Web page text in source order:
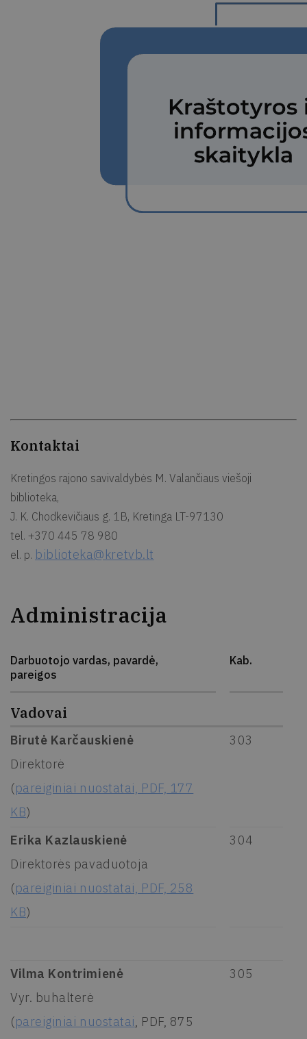
Kontaktai
Kretingos rajono savivaldybės M. Valančiaus viešoji
biblioteka,
J. K. Chodkevičiaus g. 1B, Kretinga LT-97130
tel. +370 445 78 980
el. p. biblioteka@kretvb.lt
Administracija
Darbuotojo vardas, pavardė,
pareigos
Kab.
Vadovai
Birutė Karčauskienė
Direktorė
(pareiginiai nuostatai, PDF, 177
KB)
303
Erika Kazlauskienė
Direktorės pavaduotoja
(pareiginiai nuostatai, PDF, 258
KB)
304
Vilma Kontrimienė
Vyr. buhalterė
(pareiginiai nuostatai, PDF, 875
305